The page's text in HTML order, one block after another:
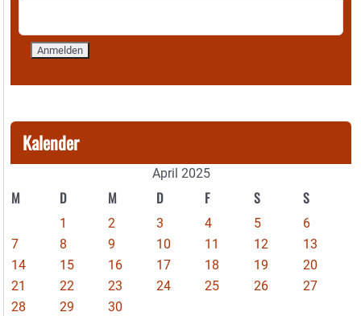
Kalender
April 2025
M D M D F S S
1 2 3 4 5
6
7
8 9 10 11 12
13
14
15 16 17 18 19
20
21
22 23 24 25 26
27
28
29
30